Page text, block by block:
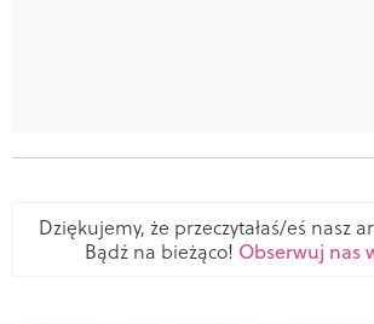
Dziękujemy, że przeczytałaś/eś nasz
Bądź na bieżąco! Obserwuj nas